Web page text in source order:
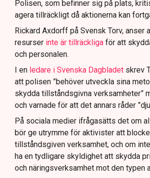
Samtidigt är polisarbetet komplext
att navigera juridiska rättigheter och
Polisen, som befinner sig på plats,
agera tillräckligt då aktionerna kan
Rickard Axdorff på Svensk Torv, anser
resurser inte är tillräckliga för att
och personalen.
I en ledare i Svenska Dagbladet skrev
att polisen ”behöver utveckla sina
skydda tillståndsgivna verksamheter”
och varnade för att det annars råder
På sociala medier ifrågasätts det om
bör ge utrymme för aktivister att
tillståndsgiven verksamhet, och om
ha en tydligare skyldighet att skydda
och näringsverksamhet mot den typen